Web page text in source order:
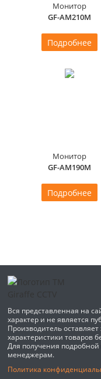
Монитор
GF-AM210M
Подробнее
Монитор
GF-AM190M
Подробнее
Вся представленная на
характер и не является
Производитель
характеристики товаров
Для получения
менеджерам.
Политика